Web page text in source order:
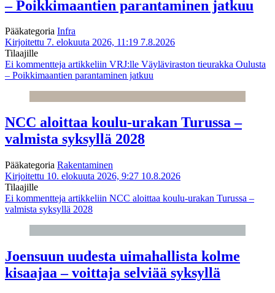
– Poikkimaantien parantaminen jatkuu
Pääkategoria Infra
Kirjoitettu 7. elokuuta 2026, 11:19 7.8.2026
Tilaajille
Ei kommentteja artikkeliin VRJ:lle Väyläviraston tieurakka Oulusta
– Poikkimaantien parantaminen jatkuu
NCC aloittaa koulu-urakan Turussa –
valmista syksyllä 2028
Pääkategoria Rakentaminen
Kirjoitettu 10. elokuuta 2026, 9:27 10.8.2026
Tilaajille
Ei kommentteja artikkeliin NCC aloittaa koulu-urakan Turussa –
valmista syksyllä 2028
Joensuun uudesta uimahallista kolme
kisaajaa – voittaja selviää syksyllä